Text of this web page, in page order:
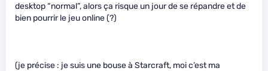
desktop “normal”, alors ça risque un jour de se répandre et de
bien pourrir le jeu online (?)
(je précise : je suis une bouse à Starcraft, moi c’est ma